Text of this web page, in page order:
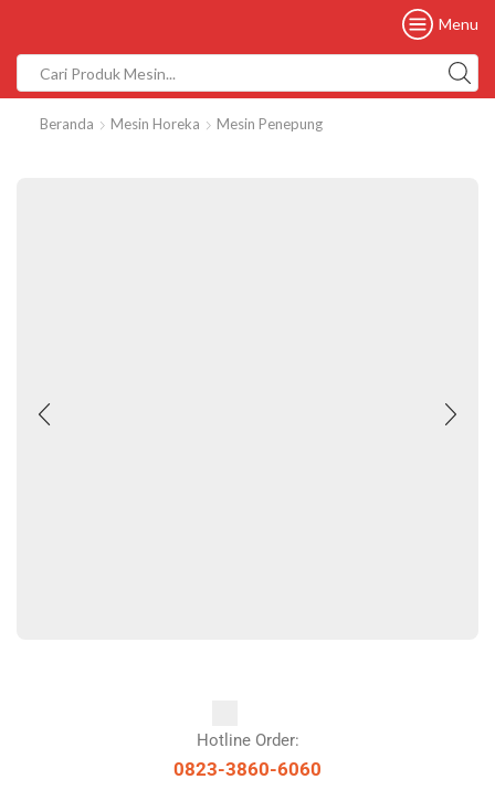
Menu
Beranda Mesin Horeka Mesin Penepung
Hotline Order:
0823-3860-6060